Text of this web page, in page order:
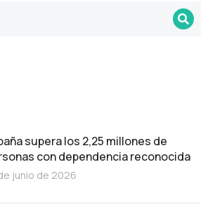
supera los 2,25 millones de
con dependencia reconocida
junio de 2026